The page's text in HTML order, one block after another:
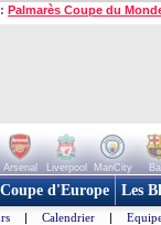
Palmarès Coupe du
Arsenal Liverpool ManCity
Coupe d'Europe Les
| Calendrier |